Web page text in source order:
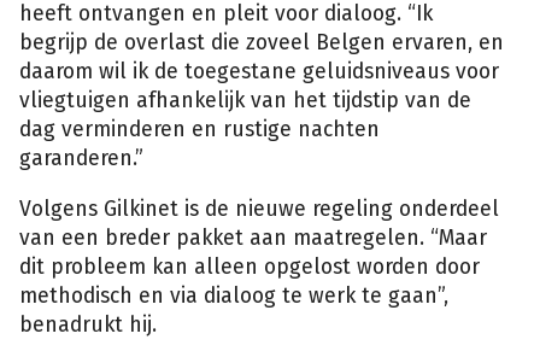
heeft ontvangen en pleit voor dialoog. “Ik
begrijp de overlast die zoveel Belgen ervaren, en
daarom wil ik de toegestane geluidsniveaus voor
vliegtuigen afhankelijk van het tijdstip van de
dag verminderen en rustige nachten
garanderen.”
Volgens Gilkinet is de nieuwe regeling onderdeel
van een breder pakket aan maatregelen. “Maar
dit probleem kan alleen opgelost worden door
methodisch en via dialoog te werk te gaan”,
benadrukt hij.